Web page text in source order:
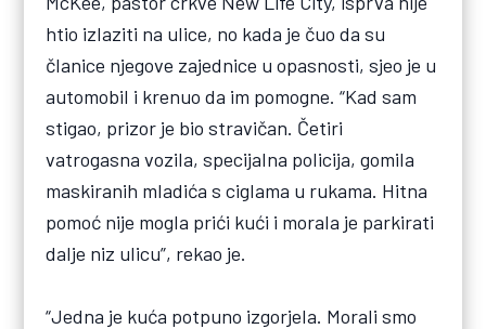
htio izlaziti na ulice, no kada je čuo da su
članice njegove zajednice u opasnosti, sjeo je u
automobil i krenuo da im pomogne. “Kad sam
stigao, prizor je bio stravičan. Četiri
vatrogasna vozila, specijalna policija, gomila
maskiranih mladića s ciglama u rukama. Hitna
pomoć nije mogla prići kući i morala je parkirati
dalje niz ulicu”, rekao je.
“Jedna je kuća potpuno izgorjela. Morali smo